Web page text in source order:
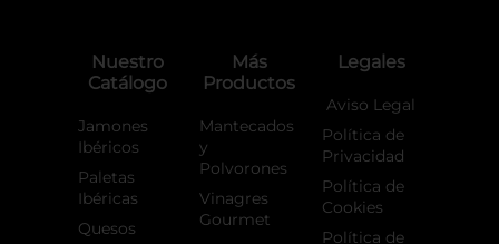
-
a
m
Nuestro
Catálogo
Jamones
Ibéricos
Paletas
Ibéricas
Quesos
Más
Productos
Mantecados
y
Polvorones
Vinagres
Gourmet
Legales
Aviso Legal
Política de
Privacidad
Política de
Cookies
Política de